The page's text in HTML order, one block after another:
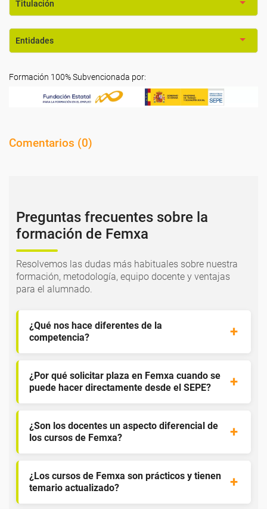
Titulación
Entidades
Formación 100% Subvencionada por:
Comentarios (0)
Preguntas frecuentes sobre la
formación de Femxa
Resolvemos las dudas más habituales sobre nuestra
formación, metodología, equipo docente y ventajas
para el alumnado.
¿Qué nos hace diferentes de la
competencia?
¿Por qué solicitar plaza en Femxa cuando se
puede hacer directamente desde el SEPE?
¿Son los docentes un aspecto diferencial de
los cursos de Femxa?
¿Los cursos de Femxa son prácticos y tienen
temario actualizado?